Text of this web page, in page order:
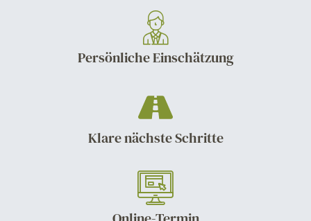
Persönliche Einschätzung
Klare nächste Schritte